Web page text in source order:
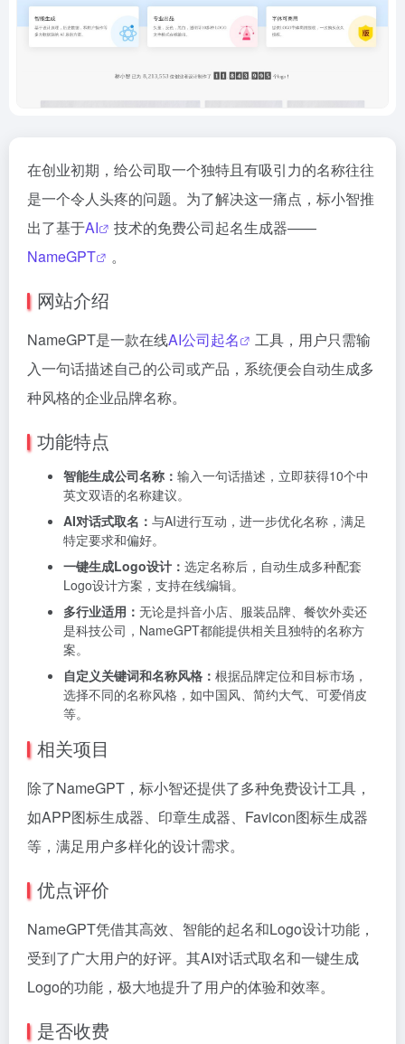
在创业初期，给公司取一个独特且有吸引力的名称往往
是一个令人头疼的问题。为了解决这一痛点，标小智推
出了基于AI
技术的免费公司起名生成器——
NameGPT
。
网站介绍
NameGPT是一款在线AI公司起名
工具，用户只需输
入一句话描述自己的公司或产品，系统便会自动生成多
种风格的企业品牌名称。
功能特点
智能生成公司名称： 输入一句话描述，立即获得10个中
英文双语的名称建议。
AI对话式取名： 与AI进行互动，进一步优化名称，满足
特定要求和偏好。
一键生成Logo设计： 选定名称后，自动生成多种配套
Logo设计方案，支持在线编辑。
多行业适用： 无论是抖音小店、服装品牌、餐饮外卖还
是科技公司，NameGPT都能提供相关且独特的名称方
案。
自定义关键词和名称风格： 根据品牌定位和目标市场，
选择不同的名称风格，如中国风、简约大气、可爱俏皮
等。
相关项目
除了NameGPT，标小智还提供了多种免费设计工具，
如APP图标生成器、印章生成器、Favicon图标生成器
等，满足用户多样化的设计需求。
优点评价
NameGPT凭借其高效、智能的起名和Logo设计功能，
受到了广大用户的好评。其AI对话式取名和一键生成
Logo的功能，极大地提升了用户的体验和效率。
是否收费